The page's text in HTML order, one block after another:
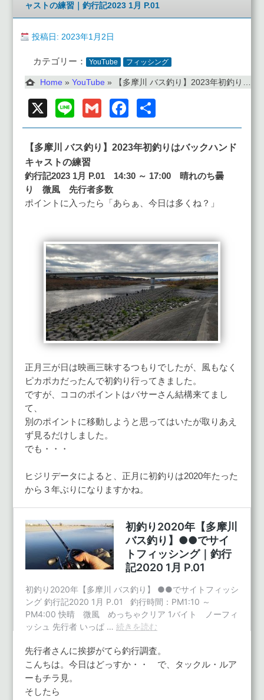
ャストの練習｜釣行記2023 1月 P.01
投稿日: 2023年1月2日
カテゴリー： YouTube フィッシング
Home » YouTube » 【多摩川 バス釣り】2023年初釣りはバックハンドキャストの練習｜釣行記2023 1月 P.01
X Line GmailFacebook
有
【多摩川 バス釣り】2023年初釣りはバックハンド
キャストの練習
釣行記2023 1月 P.01 14:30 ～ 17:00 晴れのち曇
り 微風 先行者多数
ポイントに入ったら「あらぁ、今日は多くね？」
正月三が日は映画三昧するつもりでしたが、風もなく
ピカポカだったんで初釣り行ってきました。
ですが、ココのポイントはバサーさん結構来てまし
て、
別のポイントに移動しようと思ってはいたが取りあえ
ず見るだけしました。
でも・・・
ヒジリデータによると、正月に初釣りは2020年たった
から３年ぶりになりますかね。
先行者さんに挨拶がてら釣行調査。
こんちは。今日はどっすか・・ で、タックル・ルア
ーもチラ見。
そしたら